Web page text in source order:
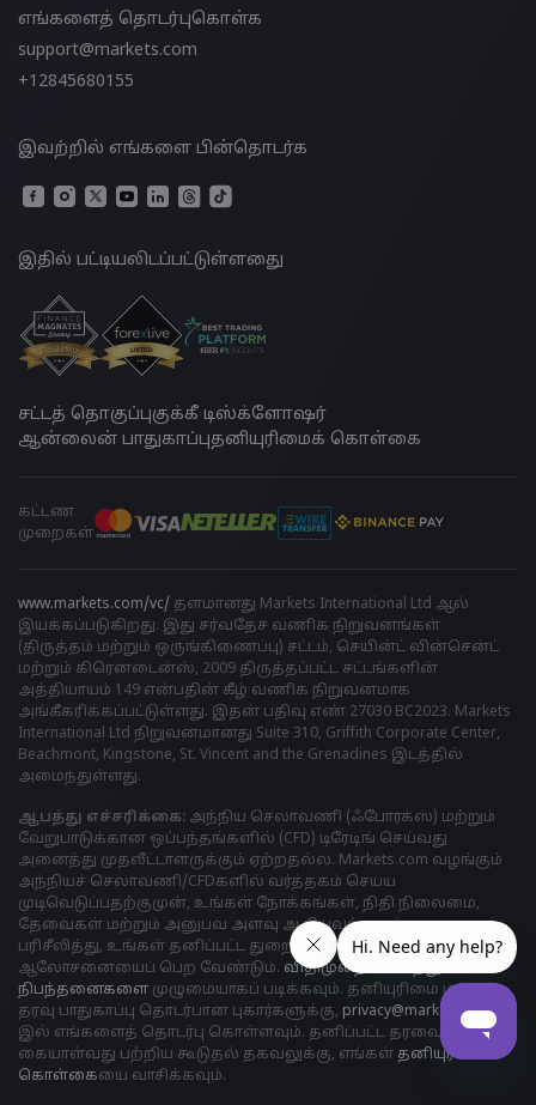
எங்களைத் தொடர்புகொள்க
support@markets.com
+12845680155
இவற்றில் எங்களை பின்தொடர்க
இதில் பட்டியலிடப்பட்டுள்ளதுை
சட்டத் தொகுப்புகுக்கீ டிஸ்க்ளோஷர்
ஆன்லைன் பாதுகாப்புதனியுரிமைக் கொள்கை
கட்டண
முறைகள்
www.markets.com/vc/ தளமானது Markets International Ltd ஆல்
இயக்கப்படுகிறது. இது சர்வதேச வணிக நிறுவனங்கள்
(திருத்தம் மற்றும் ஒருங்கிணைப்பு) சட்டம், செயின்ட் வின்சென்ட்
மற்றும் கிரெனடைன்ஸ், 2009 திருத்தப்பட்ட சட்டங்களின்
அத்தியாயம் 149 என்பதின் கீழ் வணிக நிறுவனமாக
அங்கீகரிக்கப்பட்டுள்ளது. இதன் பதிவு எண் 27030 BC2023. Markets
International Ltd நிறுவனமானது Suite 310, Griffith Corporate Center,
Beachmont, Kingstone, St. Vincent and the Grenadines இடத்தில்
அமைந்துள்ளது.
ஆபத்து எச்சரிக்கை: அந்நிய செலாவணி (ஃபோரக்ஸ்) மற்றும்
வேறுபாடுக்கான ஒப்பந்தங்களில் (CFD) டிரேடிங் செய்வது
அனைத்து முதலீட்டாளருக்கும் ஏற்றதல்ல. Markets.com வழங்கும்
அந்நியச் செலாவணி/CFDகளில் வர்த்தகம் செய்ய
முடிவெடுப்பதற்குமுன், உங்கள் நோக்கங்கள், நிதி நிலைமை,
தேவைகள் மற்றும் அனுபவ அளவு ஆகியவற்றைக் கவனமாகப்
பரிசீலித்து, உங்கள் தனிப்பட்ட துறைசார் நிபுணரின்
ஆலோசனையைப் பெற வேண்டும். விதிமுறைகள் மற்றும்
நிபந்தனைகளை முழுமையாகப் படிக்கவும். தனியுரிமை மற்றும்
தரவு பாதுகாப்பு தொடர்பான புகார்களுக்கு, privacy@markets.com
இல் எங்களைத் தொடர்பு கொள்ளவும். தனிப்பட்ட தரவைக்
கையாள்வது பற்றிய கூடுதல் தகவலுக்கு, எங்கள் தனியுரிமைக்
கொள்கையை வாசிக்கவும்.